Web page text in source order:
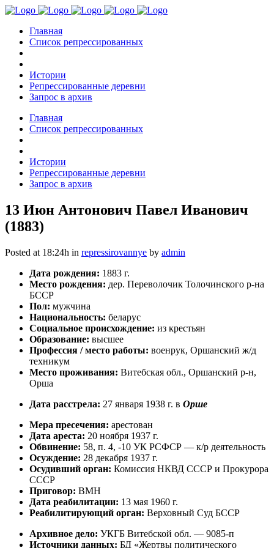
Главная
Список репрессированных
Истории
Репрессированные деревни
Запрос в архив
Главная
Список репрессированных
Истории
Репрессированные деревни
Запрос в архив
13 Июн Антонович Павел Иванович
(1883)
Posted at 18:24h in repressirovannye by admin
Дата рождения: 1883 г.
Место рождения: дер. Переволочик Толочинского р-на
БССР
Пол: мужчина
Национальность: беларус
Социальное происхождение: из крестьян
Образование: высшее
Профессия / место работы: военрук, Оршанский ж/д
техникум
Место проживания: Витебская обл., Оршанский р-н,
Орша
Дата расстрела: 27 января 1938 г. в Орше
Мера пресечения: арестован
Дата ареста: 20 ноября 1937 г.
Обвинение: 58, п. 4, -10 УК РСФСР — к/р деятельность
Осуждение: 28 декабря 1937 г.
Осудивший орган: Комиссия НКВД СССР и Прокурора
СССР
Приговор: ВМН
Дата реабилитации: 13 мая 1960 г.
Реабилитирующий орган: Верховный Суд БССР
Архивное дело: УКГБ Витебской обл. — 9085-п
Источники данных: БД «Жертвы политического